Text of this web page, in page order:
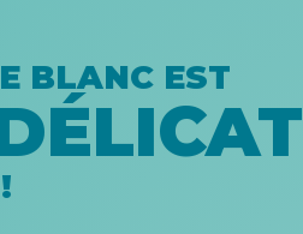
BLANC EST